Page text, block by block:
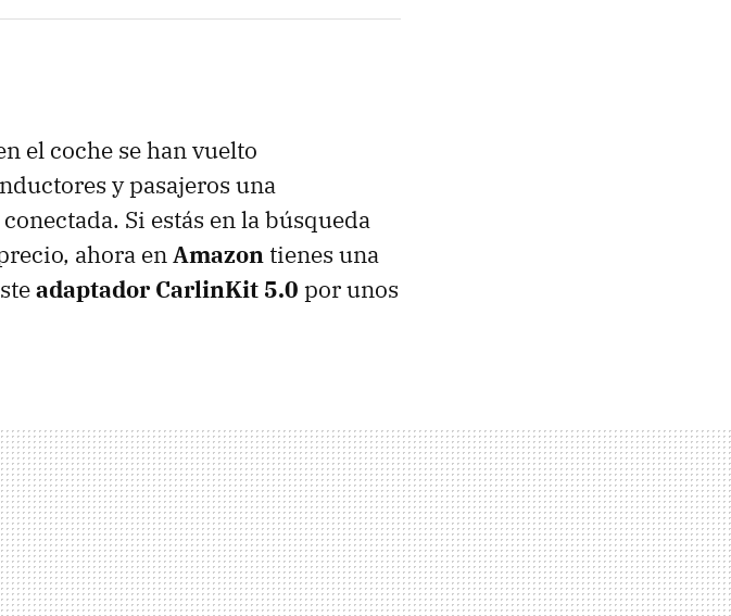
el coche se han vuelto
y pasajeros una
Si estás en la búsqueda
ahora enAmazon tienes una
adaptador CarlinKit 5.0 por unos